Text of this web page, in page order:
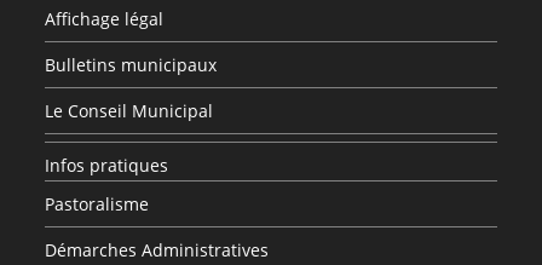
Affichage légal
Bulletins municipaux
Le Conseil Municipal
Infos pratiques
Pastoralisme
Démarches Administratives